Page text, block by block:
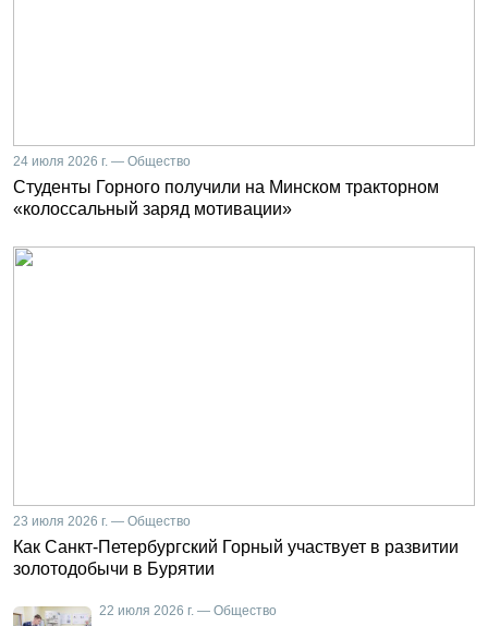
24 июля 2026 г. — Общество
Студенты Горного получили на Минском тракторном
«колоссальный заряд мотивации»
23 июля 2026 г. — Общество
Как Санкт-Петербургский Горный участвует в развитии
золотодобычи в Бурятии
22 июля 2026 г. — Общество